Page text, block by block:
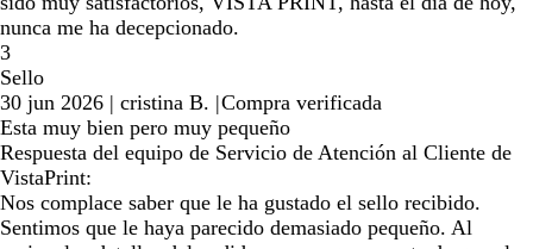
nunca me ha decepcionado.
3
Sello
30 jun 2026 | cristina B. |Compra verificada
Esta muy bien pero muy pequeño
Respuesta del equipo de Servicio de Atención al Cliente de
VistaPrint:
Nos complace saber que le ha gustado el sello recibido.
Sentimos que le haya parecido demasiado pequeño. Al